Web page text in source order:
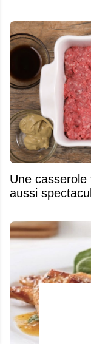
Une
aussi